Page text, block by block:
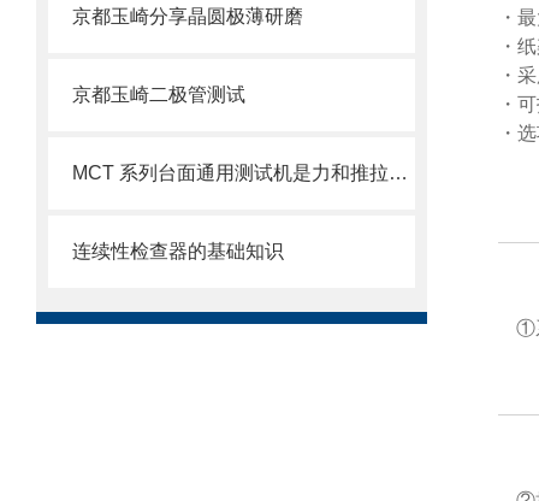
京都玉崎分享晶圆极薄研磨
京都玉崎二极管测试
MCT 系列台面通用测试机是力和推拉计的替代方案
连续性检查器的基础知识
・
・
・
・
・
①